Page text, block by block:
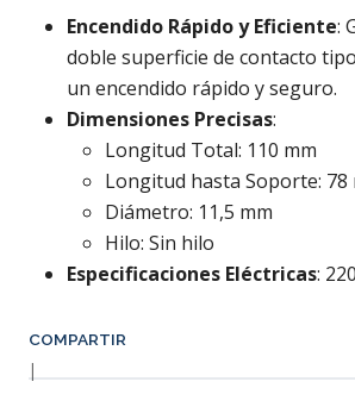
Encendido Rápido y Eficiente:
doble superficie de contacto
un encendido rápido y seguro.
Dimensiones Precisas:
Longitud Total: 110 mm
Longitud hasta Soporte: 78
Diámetro: 11,5 mm
Hilo: Sin hilo
Especificaciones Eléctricas:
COMPARTIR
|